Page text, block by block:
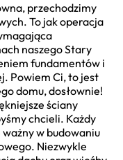
przechodzimy
To jak operacja
naszego Stary
fundamentów i
Powiem Ci, to jest
domu, dosłownie!
ściany
chcieli. Każdy
w budowaniu
Niezwykle